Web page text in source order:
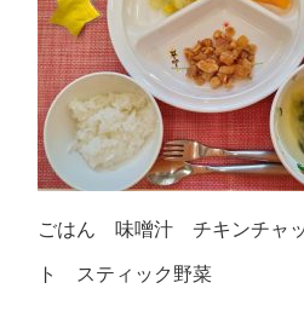
ごはん 味噌汁 チキンチャ
ト スティック野菜